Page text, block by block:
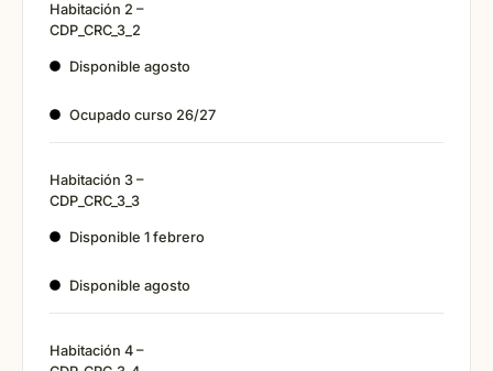
Habitación 2 –
CDP_CRC_3_2
Disponible agosto
Ocupado curso 26/27
Habitación 3 –
CDP_CRC_3_3
Disponible 1 febrero
Disponible agosto
Habitación 4 –